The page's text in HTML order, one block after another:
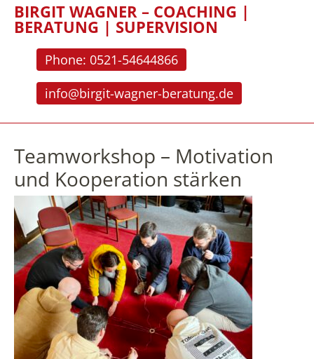
BIRGIT WAGNER – COACHING |
BERATUNG | SUPERVISION
Phone: 0521-54644866
info@birgit-wagner-beratung.de
Teamworkshop – Motivation
und Kooperation stärken